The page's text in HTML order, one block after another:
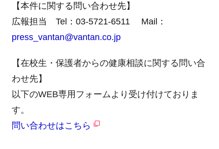
【本件に関する問い合わせ先】
広報担当 Tel：03-5721-6511 Mail：
press_vantan@vantan.co.jp
【在校生・保護者からの健康相談に関する問い合
わせ先】
以下のWEB専用フォームより受け付けておりま
す。
問い合わせはこちら